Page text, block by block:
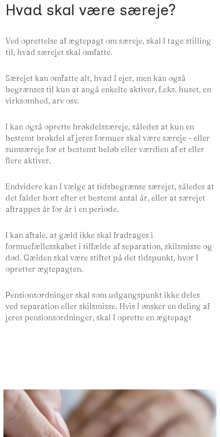
Hvad skal være særeje?
Ved oprettelse af ægtepagt om særeje, skal I tage stilling
til, hvad særejet skal omfatte.
Særejet kan omfatte alt, hvad I ejer, men kan også
begrænses til kun at angå enkelte aktiver, f.eks. huset, en
virksomhed, arv osv.
I kan også oprette brøkdelssæreje, således at kun en
bestemt brøkdel af jeres formuer skal være særeje - eller
sumsæreje for et bestemt beløb eller værdien af et eller
flere aktiver.
Endvidere kan I vælge at tidsbegrænse særejet, således at
det falder bort efter et bestemt antal år, eller at særejet
aftrappes år for år i en periode.
I kan aftale, at gæld ikke skal fradrages i
formuefællesskabet i tilfælde af separation, skilsmisse og
død. Gælden skal være stiftet på det tidspunkt, hvor I
opretter ægtepagten.
Pensionsordninger skal som udgangspunkt ikke deles
ved separation eller skilsmisse. Hvis I ønsker en deling af
jeres pensionsordninger, skal I oprette en ægtepagt